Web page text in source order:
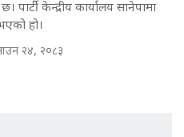
मेडिकल काउन्सीलको
! न्याय खोज्दै भौतारिदै सुवास
पार्टी केन्द्रीय कार्यालय सानेपामा
हो।
२४, २०८३